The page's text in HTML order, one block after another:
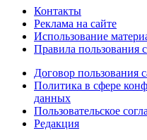
Контакты
Реклама на сайте
Использование
Правила пользования
Договор пользования
Политика в сфере
данных
Пользовательское
Редакция